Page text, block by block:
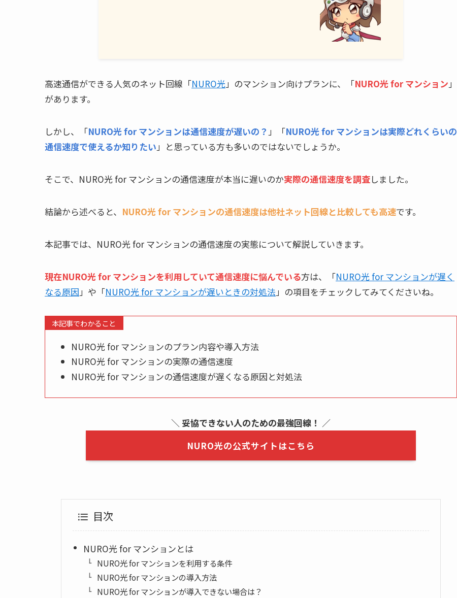
高速通信ができる人気のネット回線「NURO光」のマンション向けプランに、「NURO光 for マンション」
があります。
しかし、「NURO光 for マンションは通信速度が遅いの？ 」「NURO光 for マンションは実際どれくらいの
通信速度で使えるか知りたい」と思っている方も多いのではないでしょうか。
そこで、NURO光 for マンションの通信速度が本当に遅いのか実際の通信速度を調査しました。
結論から述べると、 NURO光 for マンションの通信速度は他社ネット回線と比較しても高速です。
本記事では、NURO光 for マンションの通信速度の実態について解説していきます。
現在NURO光 for マンションを利用していて通信速度に悩んでいる方は、「NURO光 for マンションが遅く
なる原因」や「NURO光 for マンションが遅いときの対処法」の項目をチェックしてみてくださいね。
本記事でわかること
NURO光 for マンションのプラン内容や導入方法
NURO光 for マンションの実際の通信速度
NURO光 for マンションの通信速度が遅くなる原因と対処法
＼ 妥協できない人のための最強回線！ ／
NURO光の公式サイトはこちら
目次
NURO光 for マンションとは
NURO光 for マンションを利用する条件
NURO光 for マンションの導入方法
NURO光 for マンションが導入できない場合は？